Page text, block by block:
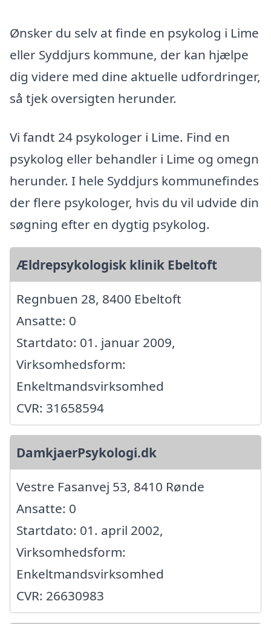
Ønsker du selv at finde en psykolog i Lime
eller Syddjurs kommune, der kan hjælpe
dig videre med dine aktuelle udfordringer,
så tjek oversigten herunder.
Vi fandt 24 psykologer i Lime. Find en
psykolog eller behandler i Lime og omegn
herunder. I hele Syddjurs kommunefindes
der flere psykologer, hvis du vil udvide din
søgning efter en dygtig psykolog.
Ældrepsykologisk klinik Ebeltoft
Regnbuen 28, 8400 Ebeltoft
Ansatte: 0
Startdato: 01. januar 2009,
Virksomhedsform:
Enkeltmandsvirksomhed
CVR: 31658594
DamkjaerPsykologi.dk
Vestre Fasanvej 53, 8410 Rønde
Ansatte: 0
Startdato: 01. april 2002,
Virksomhedsform:
Enkeltmandsvirksomhed
CVR: 26630983